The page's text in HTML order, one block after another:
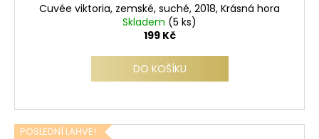
Cuvée viktoria, zemské, suché, 2018, Krásná hora
Skladem (5 ks)
199 Kč
DO KOŠÍKU
POSLEDNÍ LAHVE!